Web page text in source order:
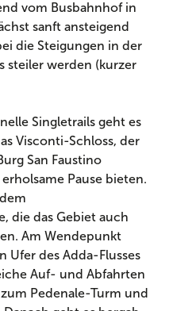
vom Busbahnhof in
sanft ansteigend
die Steigungen in der
steiler werden (kurzer
Singletrails geht es
Visconti-Schloss, der
San Faustino
Pause bieten.
die das Gebiet auch
Am Wendepunkt
Ufer des Adda-Flusses
Auf- und Abfahrten
Pedenale-Turm und